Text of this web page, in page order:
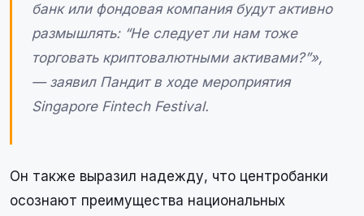
банк или фондовая компания будут активно
размышлять: “Не следует ли нам тоже
торговать криптовалютными активами?”»,
— заявил Пандит в ходе мероприятия
Singapore Fintech Festival.
Он также выразил надежду, что центробанки
осознают преимущества национальных